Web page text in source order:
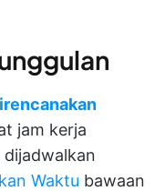
jam kerja
Waktu bawaan